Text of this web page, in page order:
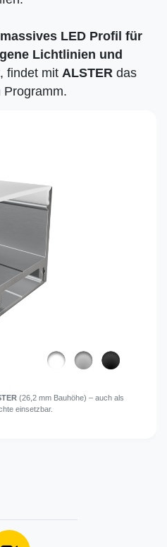
massives LED Profil für
Lichtlinien und
findet mit ALSTER das
Programm.
(26,2 mm Bauhöhe) – auch als
einsetzbar.